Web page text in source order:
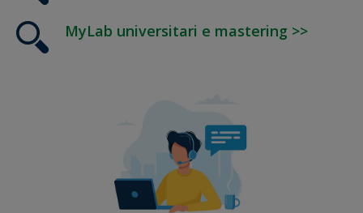
MyLab universitari e mastering >>